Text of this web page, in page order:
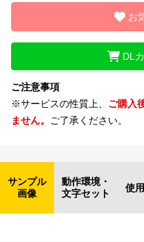
お
DL
ご注意事項
※サービスの性質上、 ご購入
ません。 ご了承ください。
サンプル
画像
動作環境・
文字セット
使